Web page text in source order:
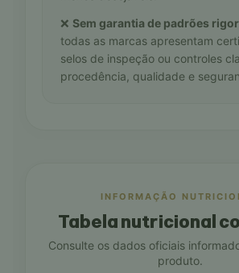
❌ Sem garantia de padrões
todas as marcas apresentam
selos de inspeção ou controles
procedência, qualidade e
INFORMAÇÃO
Tabela nutricional
Consulte os dados oficiais
produto.